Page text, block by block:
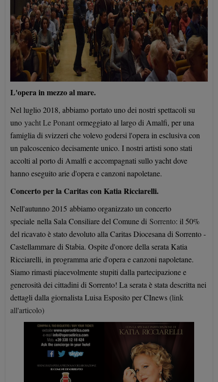
L'opera in mezzo al mare.
Nel luglio 2018, abbiamo portato uno dei nostri spettacoli su
uno yacht Le Ponant ormeggiato al largo di Amalfi, per una
famiglia di svizzeri che volevo godersi l'opera in esclusiva con
un palcoscenico decisamente unico. I nostri artisti sono stati
accolti al porto di Amalfi e accompagnati sullo yacht dove
hanno eseguito arie d'opera e canzoni napoletane.
Concerto per la Caritas con Katia Ricciarelli.
Nell'autunno 2015 abbiamo organizzato un concerto
speciale nella Sala Consiliare del Comune di Sorrento: il 50%
del ricavato è stato devoluto alla Caritas Diocesana di Sorrento -
Castellammare di Stabia. Ospite d'onore della serata Katia
Ricciarelli, in programma arie d'opera e canzoni napoletane.
Siamo rimasti piacevolmente stupiti dalla partecipazione e
generosità dei cittadini di Sorrento! La serata è stata descritta nei
dettagli dalla giornalista Luisa Esposito per CInews (link
all'articolo)